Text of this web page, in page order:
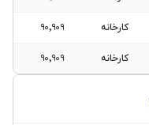
کارخانه ۹۰٬۹۰۹
کارخانه ۹۰٬۹۰۹